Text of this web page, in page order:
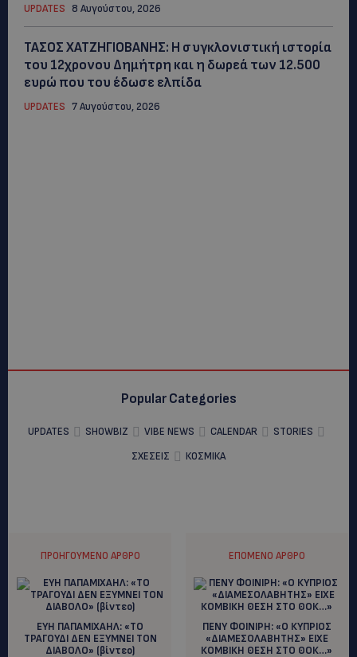
UPDATES 8 Αυγούστου, 2026
ΤΑΣΟΣ ΧΑΤΖΗΓΙΟΒΑΝΗΣ: Η συγκλονιστική ιστορία
του 12χρονου Δημήτρη και η δωρεά των 12.500
ευρώ που του έδωσε ελπίδα
UPDATES 7 Αυγούστου, 2026
Popular Categories
UPDATES SHOWBIZ VIBE NEWS CALENDAR
STORIES
ΣΧΕΣΕΙΣ
ΚΟΣΜΙΚΑ
ΠΡΟΗΓΟΎΜΕΝΟ ΆΡΘΡΟ
ΕΥΗ ΠΑΠΑΜΙΧΑΗΛ: «ΤΟ
ΤΡΑΓΟΥΔΙ ΔΕΝ ΕΞΥΜΝΕΙ ΤΟΝ
ΔΙΑΒΟΛΟ» (βίντεο)
ΕΠΌΜΕΝΟ ΆΡΘΡΟ
ΠΕΝΥ ΦΟΙΝΙΡΗ: «Ο ΚΥΠΡΙΟΣ
«ΔΙΑΜΕΣΟΛΑΒΗΤΗΣ» ΕΙΧΕ
ΚΟΜΒΙΚΗ ΘΕΣΗ ΣΤΟ ΘΟΚ…»